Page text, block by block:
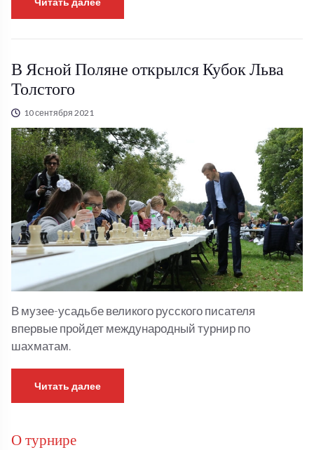
В Ясной Поляне открылся Кубок Льва
Толстого
10 сентября 2021
В музее-усадьбе великого русского писателя
впервые пройдет международный турнир по
шахматам.
Читать далее
О турнире